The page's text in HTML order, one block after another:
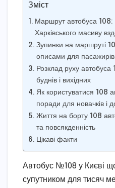
Зміст
Маршрут автобуса 108:
Харківського масиву
Зупинки на маршруті
описами для пасажирів
Розклад руху автобуса
буднів і вихідних
Як користуватися 108
поради для новачків і
Життя на борту 108
та повсякденність
Цікаві факти
Автобус №108 у Києві
супутником для тисяч